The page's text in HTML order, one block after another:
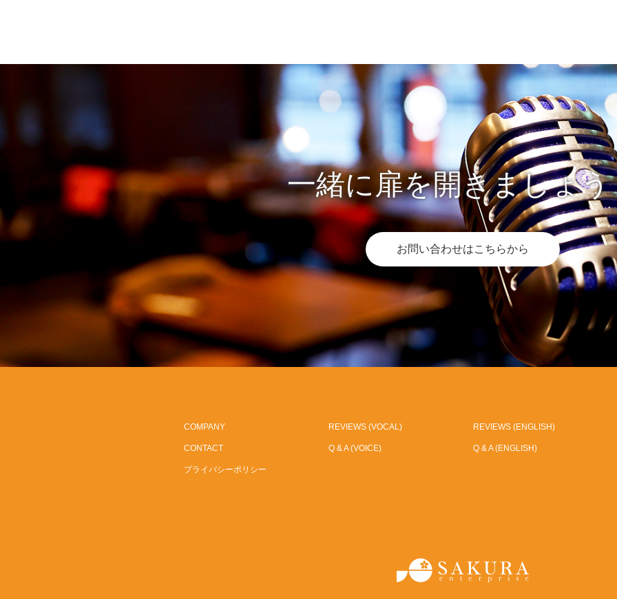
一緒に扉を開きましょう
お問い合わせはこちらから
COMPANY
CONTACT
プライバシーポリシー
REVIEWS (VOCAL)
Q & A (VOICE)
REVIEWS (ENGLISH)
Q & A (ENGLISH)